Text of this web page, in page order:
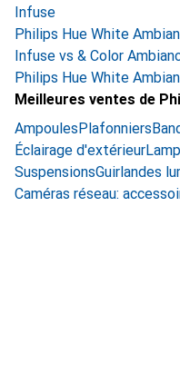
Infuse
Philips Hue White
Infuse vs & Color
Philips Hue White
Meilleures ventes de
AmpoulesPlafonniers
Éclairage d'extérieur
SuspensionsGuirlandes
Caméras réseau: